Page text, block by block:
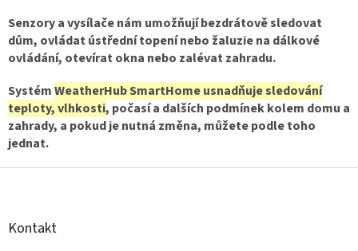
y
v
ý
p
i
s
u
Senzory a vysílače nám umožňují bezdrátově sledovat
dům, ovládat ústřední topení nebo žaluzie na dálkové
ovládání, otevírat okna nebo zalévat zahradu.
SystémWeatherHub SmartHome usnadňuje sledování
teploty, vlhkosti, počasí a dalších podmínek kolem domu a
zahrady, a pokud je nutná změna, můžete podle toho
jednat.
Z
Kontakt